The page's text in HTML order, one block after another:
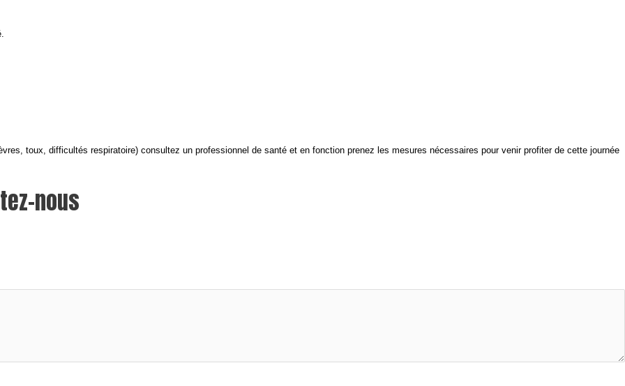
toux, difficultés respiratoire) consultez un professionnel de santé et en fonction prenez les mesures nécessaires pour venir profiter de cette journée
nous